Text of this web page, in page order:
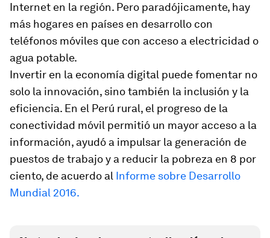
Internet en la región. Pero paradójicamente, hay
más hogares en países en desarrollo con
teléfonos móviles que con acceso a electricidad o
agua potable.
Invertir en la economía digital puede fomentar no
solo la innovación, sino también la inclusión y la
eficiencia. En el Perú rural, el progreso de la
conectividad móvil permitió un mayor acceso a la
información, ayudó a impulsar la generación de
puestos de trabajo y a reducir la pobreza en 8 por
ciento, de acuerdo al Informe sobre Desarrollo
Mundial 2016.